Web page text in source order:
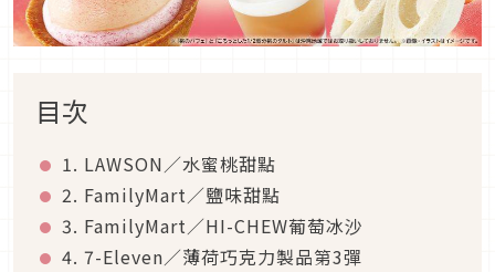
目次
1. LAWSON／水蜜桃甜點
2. FamilyMart／鹽味甜點
3. FamilyMart／HI-CHEW葡萄冰沙
4. 7-Eleven／薄荷巧克力製品第3彈